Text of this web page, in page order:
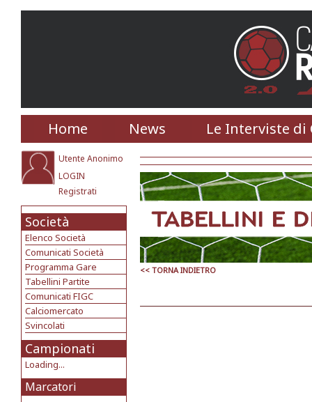
Home News Le Interviste di
Utente Anonimo
LOGIN
Registrati
Società
Elenco Società
Comunicati Società
Programma Gare
Tabellini Partite
Comunicati FIGC
Calciomercato
Svincolati
Campionati
Loading...
Marcatori
<< TORNA INDIETRO